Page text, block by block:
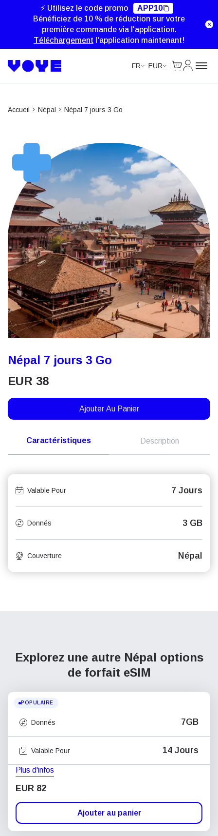
⚡ Utilisez le code promo
APP10
Bénéficiez de 10 % de réduction sur votre
première commande via l'application.
Téléchargement l'application maintenant!
FR EUR
Accueil Népal Népal 7 jours 3 Go
Népal 7 jours 3 Go
EUR 38
Ajouter Au Panier
Caractéristiques Description
Valable Pour 7 Jours
Donnés 3 GB
Couverture Népal
Explorez une autre Népal options
de forfait eSIM
POPULAIRE
Donnés 7GB
Valable Pour 14 Jours
Plus d'infos
EUR 82
Ajouter au panier